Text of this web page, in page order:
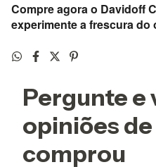
Compre agora o Davidoff
experimente a frescura do
Pergunte e
opiniões
comprou